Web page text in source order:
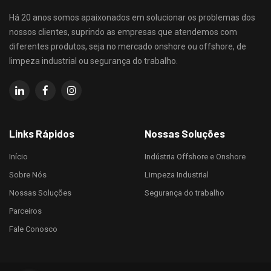
Há 20 anos somos apaixonados em solucionar os problemas dos
nossos clientes, suprindo as empresas que atendemos com
diferentes produtos, seja no mercado onshore ou offshore, de
limpeza industrial ou segurança do trabalho.
Links Rápidos
Início
Sobre Nós
Nossas Soluções
Parceiros
Fale Conosco
Nossas Soluções
Indústria Offshore e Onshore
Limpeza Industrial
Segurança do trabalho